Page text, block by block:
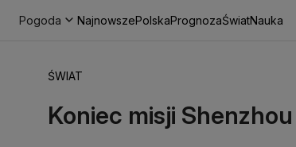
Pogoda NajnowszePolskaPrognozaŚwiatNauka
ŚWIAT
Koniec misji